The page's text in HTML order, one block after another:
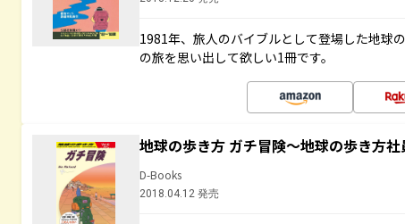
1981年、旅人のバイブルとして登場した地
の旅を思い出して欲しい1冊です。
地球の歩き方 ガチ冒険～地球の歩き方
D-Books
2018.04.12 発売